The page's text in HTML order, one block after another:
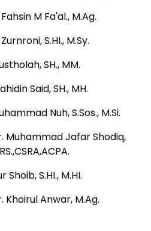
M Fa'al., M.Ag.
S.HI., M.Sy.
SH., MM.
Said, SH., MH.
Nuh, S.Sos., M.Si.
Jafar Shodiq,
S.HI., M.HI.
Anwar, M.Ag.